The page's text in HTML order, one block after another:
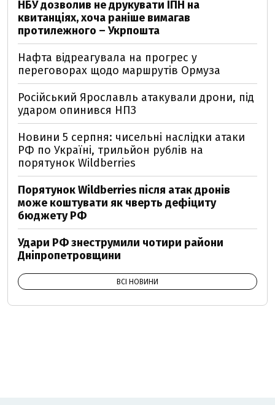
НБУ дозволив не друкувати ІПН на
квитанціях, хоча раніше вимагав
протилежного – Укрпошта
Нафта відреагувала на прогрес у
переговорах щодо маршрутів Ормуза
Російський Ярославль атакували дрони, під
ударом опинився НПЗ
Новини 5 серпня: чисельні наслідки атаки
РФ по Україні, трильйон рублів на
порятунок Wildberries
Порятунок Wildberries після атак дронів
може коштувати як чверть дефіциту
бюджету РФ
Удари РФ знеструмили чотири райони
Дніпропетровщини
ВСІ НОВИНИ